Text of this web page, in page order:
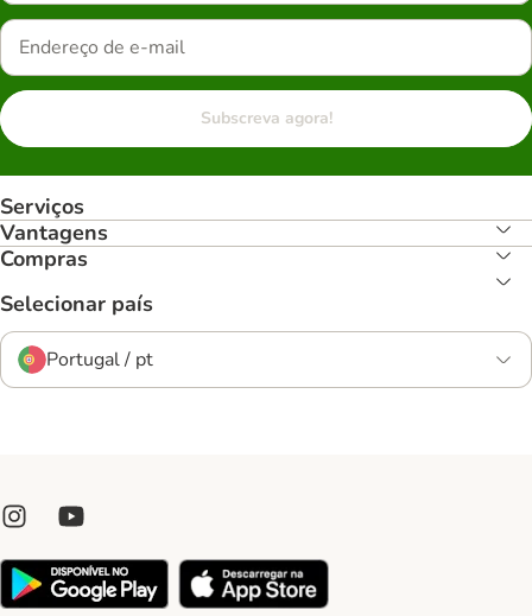
Subscreva agora!
Serviços
Vantagens
Compras
Selecionar país
Portugal / pt